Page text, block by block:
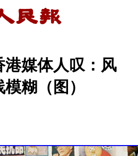
港媒体人叹：风
糊（图）